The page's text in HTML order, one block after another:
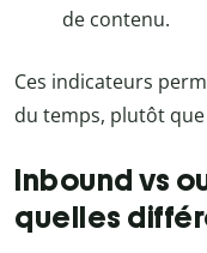
de contenu.
Ces indicateurs
du temps, plutôt que
Inbound vs
quelles